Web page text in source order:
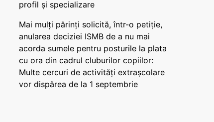
profil și specializare
Mai mulți părinți solicită, într-o petiție,
anularea deciziei ISMB de a nu mai
acorda sumele pentru posturile la plata
cu ora din cadrul cluburilor copiilor:
Multe cercuri de activități extrașcolare
vor dispărea de la 1 septembrie